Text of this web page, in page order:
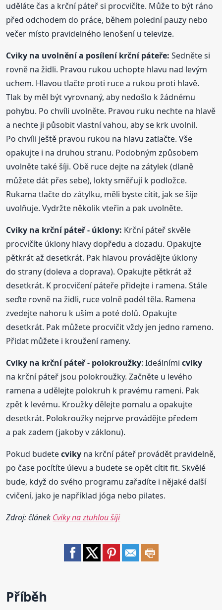
uděláte čas a krční páteř si procvičíte. Může to být ráno
před odchodem do práce, během polední pauzy nebo
večer místo pravidelného lenošení u televize.
Cviky na uvolnění a posílení krční páteře: Sedněte si
rovně na židli. Pravou rukou uchopte hlavu nad levým
uchem. Hlavou tlačte proti ruce a rukou proti hlavě.
Tlak by měl být vyrovnaný, aby nedošlo k žádnému
pohybu. Po chvíli uvolněte. Pravou ruku nechte na hlavě
a nechte ji působit vlastní vahou, aby se krk uvolnil.
Po chvíli ještě pravou rukou na hlavu zatlačte. Vše
opakujte i na druhou stranu. Podobným způsobem
uvolněte také šíji. Obě ruce dejte na zátylek (dlaně
můžete dát přes sebe), lokty směřují k podložce.
Rukama tlačte do zátylku, měli byste cítit, jak se šíje
uvolňuje. Vydržte několik vteřin a pak uvolněte.
Cviky na krční páteř - úklony: Krční páteř skvěle
procvičíte úklony hlavy dopředu a dozadu. Opakujte
pětkrát až desetkrát. Pak hlavou provádějte úklony
do strany (doleva a doprava). Opakujte pětkrát až
desetkrát. K procvičení páteře přidejte i ramena. Stále
seďte rovně na židli, ruce volně podél těla. Ramena
zvedejte nahoru k uším a poté dolů. Opakujte
desetkrát. Pak můžete procvičit vždy jen jedno rameno.
Přidat můžete i kroužení rameny.
Cviky na krční páteř - polokroužky: Ideálnímicviky
na krční páteř jsou polokroužky. Začněte u levého
ramena a udělejte polokruh k pravému rameni. Pak
zpět k levému. Kroužky dělejte pomalu a opakujte
desetkrát. Polokroužky nejprve provádějte předem
a pak zadem (jakoby v záklonu).
Pokud budetecviky na krční páteř provádět pravidelně,
po čase pocítíte úlevu a budete se opět cítit fit. Skvělé
bude, když do svého programu zařadíte i nějaké další
cvičení, jako je například jóga nebo pilates.
Zdroj: článek Cviky na ztuhlou šíji
Příběh